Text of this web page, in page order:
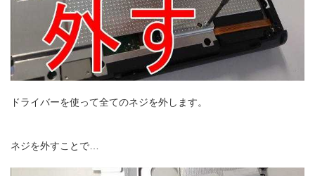
ドライバーを使って全てのネジを外します。
ネジを外すことで…